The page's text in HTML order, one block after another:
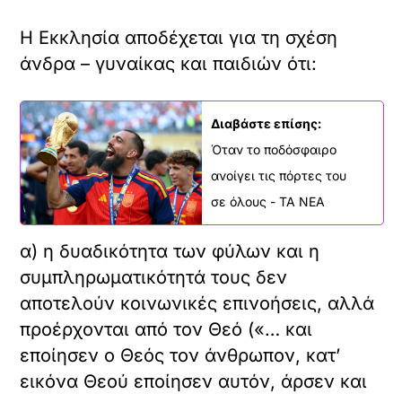
Η Εκκλησία αποδέχεται για τη σχέση
άνδρα – γυναίκας και παιδιών ότι:
Διαβάστε επίσης:
Όταν το ποδόσφαιρο
ανοίγει τις πόρτες του
σε όλους - ΤΑ ΝΕΑ
α) η δυαδικότητα των φύλων και η
συμπληρωματικότητά τους δεν
αποτελούν κοινωνικές επινοήσεις, αλλά
προέρχονται από τον Θεό («… και
εποίησεν ο Θεός τον άνθρωπον, κατ’
εικόνα Θεού εποίησεν αυτόν, άρσεν και